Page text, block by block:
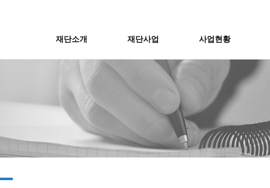
재단소개 재단사업 사업현황